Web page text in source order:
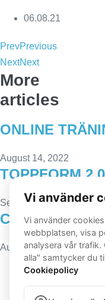
06.08.21
PrevPrevious
NextNext
More
articles
ONLINE
August 14, 2022
TOPPFORM 2.0
September 22, 2021
CARDIO
August 7, 2021
Oscar Jöback Wellness |
Sverige | Phone: 0735-